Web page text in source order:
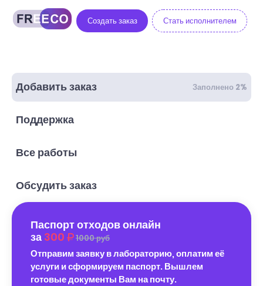
Создать заказ Стать исполнителем
Добавить заказ Заполнено 2%
Поддержка
Все работы
Обсудить заказ
Паспорт отходов онлайн
за 300 1000 руб
Отправим заявку в лабораторию, оплатим её
услуги и сформируем паспорт. Вышлем
готовые документы Вам на почту.